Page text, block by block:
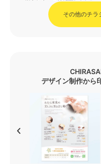
その他のチラ
デザイン制作から